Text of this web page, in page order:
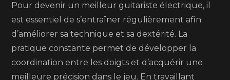
Pour devenir un meilleur guitariste électrique, il
est essentiel de s’entraîner régulièrement afin
d’améliorer sa technique et sa dextérité. La
pratique constante permet de développer la
coordination entre les doigts et d’acquérir une
meilleure précision dans le jeu. En travaillant